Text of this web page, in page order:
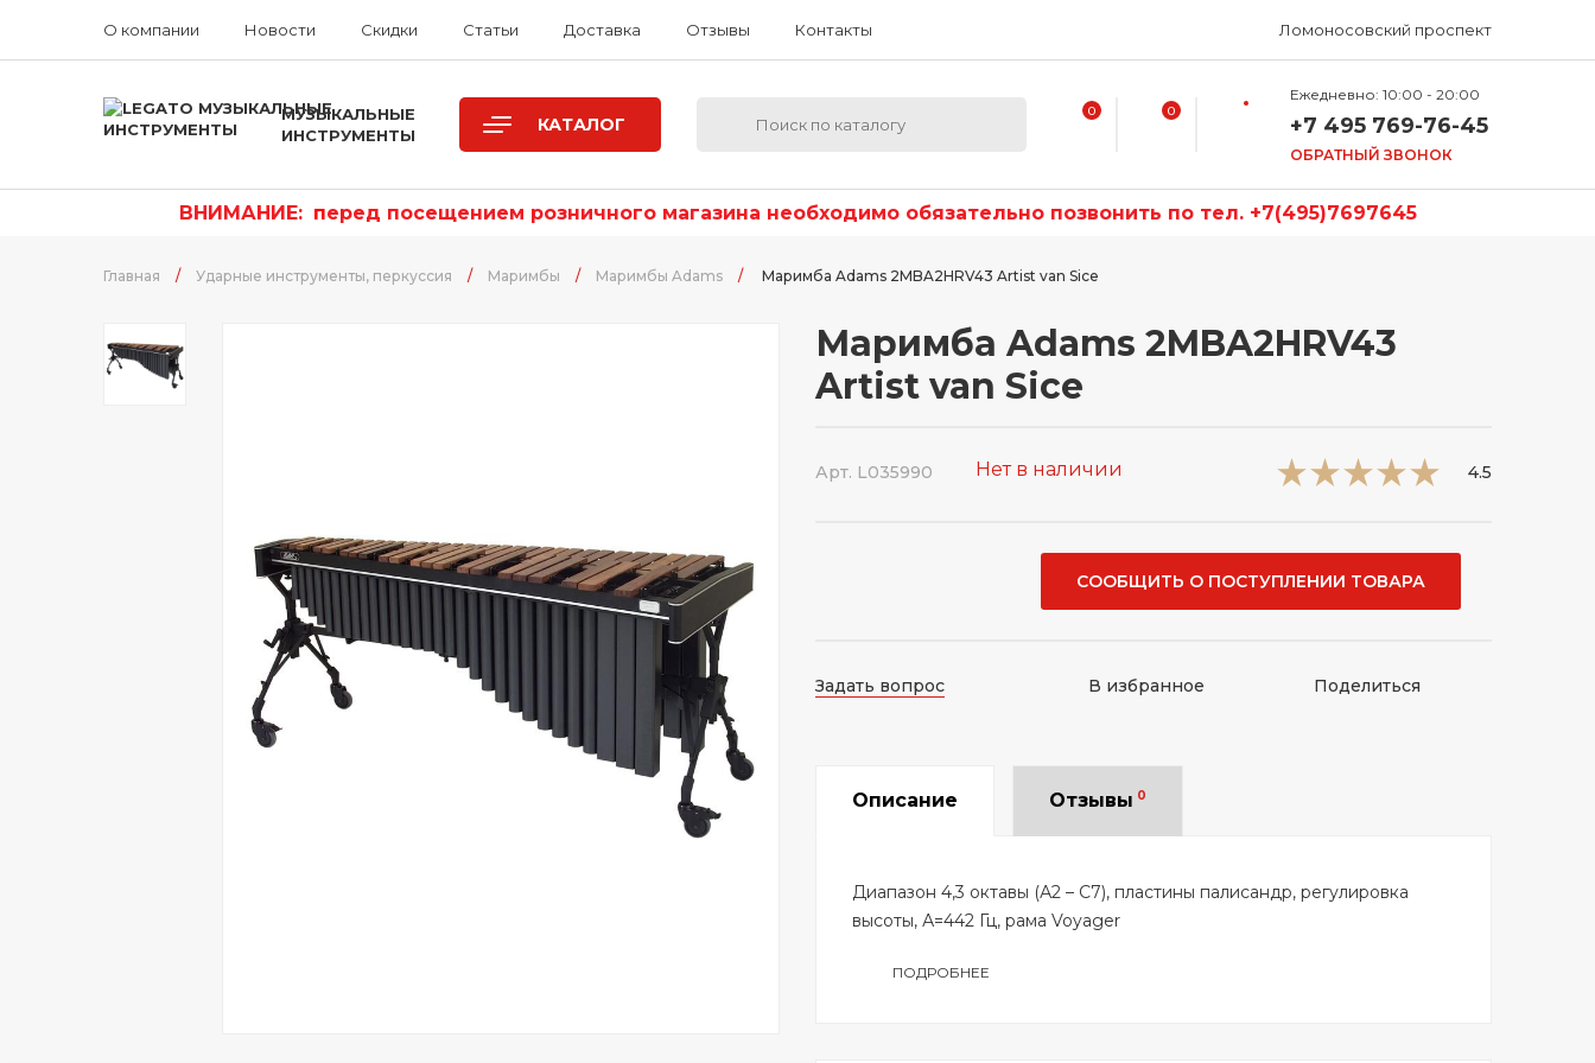
О компании Новости Скидки Статьи Доставка Отзывы Контакты Ломоносовский проспект
МУЗЫКАЛЬНЫЕ
ИНСТРУМЕНТЫ
КАТАЛОГ
0 0
Ежедневно: 10:00 - 20:00
+7 495 769-76-45
ОБРАТНЫЙ ЗВОНОК
ВНИМАНИЕ: перед посещением розничного магазина необходимо обязательно позвонить по тел. +7(495)7697645
Главная / Ударные инструменты, перкуссия / Маримбы / Маримбы Adams / Маримба Adams 2MBA2HRV43 Artist van Sice
Маримба Adams 2MBA2HRV43
Artist van Sice
Арт. L035990 Нет в наличии 4.5
СООБЩИТЬ О ПОСТУПЛЕНИИ ТОВАРА
Задать вопрос В избранное Поделиться
Описание Отзывы 0
Диапазон 4,3 октавы (А2 – C7), пластины палисандр, регулировка
высоты, А=442 Гц, рама Voyager
ПОДРОБНЕЕ